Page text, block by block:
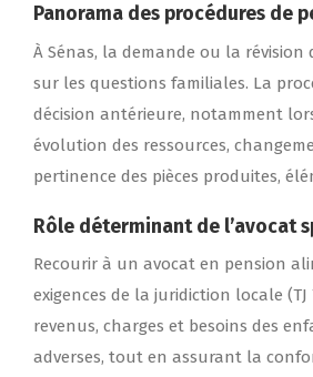
Panorama des procédures de
À Sénas, la demande ou la
sur les questions familiales. La
décision antérieure, notamment
évolution des ressources,
pertinence des pièces produites,
Rôle déterminant de l’avocat
Recourir à un avocat en pension
exigences de la juridiction locale
revenus, charges et besoins des
adverses, tout en assurant la